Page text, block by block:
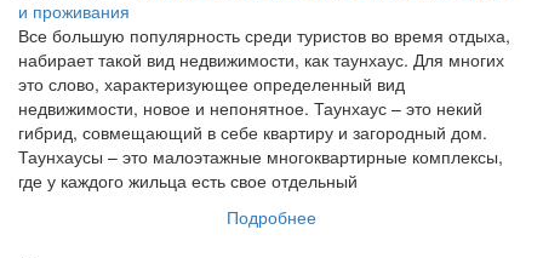
Все большую популярность среди туристов во время отдыха,
набирает такой вид недвижимости, как таунхаус. Для многих
это слово, характеризующее определенный вид
недвижимости, новое и непонятное. Таунхаус – это некий
гибрид, совмещающий в себе квартиру и загородный дом.
Таунхаусы – это малоэтажные многоквартирные комплексы,
где у каждого жильца есть свое отдельный
Подробнее